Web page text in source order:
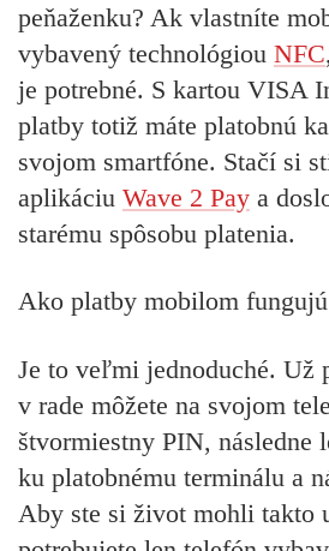
peňaženku? Ak vlastníte
vybavený technológiou NFC
je potrebné. S kartou VISA
platby totiž máte platobnú
svojom smartfóne. Stačí si
aplikáciu Wave 2 Pay a
starému spôsobu platenia.
Ako platby mobilom
Je to veľmi jednoduché. Už
v rade môžete na svojom
štvormiestny PIN, následne
ku platobnému terminálu a
Aby ste si život mohli takto